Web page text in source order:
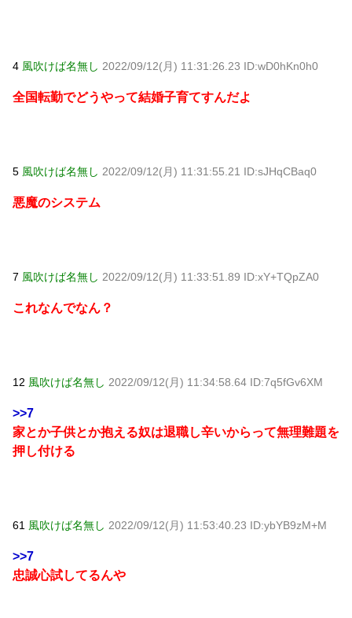
4 風吹けば名無し 2022/09/12(月) 11:31:26.23 ID:wD0hKn0h0
全国転勤でどうやって結婚子育てすんだよ
5 風吹けば名無し 2022/09/12(月) 11:31:55.21 ID:sJHqCBaq0
悪魔のシステム
7 風吹けば名無し 2022/09/12(月) 11:33:51.89 ID:xY+TQpZA0
これなんでなん？
12 風吹けば名無し 2022/09/12(月) 11:34:58.64 ID:7q5fGv6XM
>>7
家とか子供とか抱える奴は退職し辛いからって無理難題を
押し付ける
61 風吹けば名無し 2022/09/12(月) 11:53:40.23 ID:ybYB9zM+M
>>7
忠誠心試してるんや